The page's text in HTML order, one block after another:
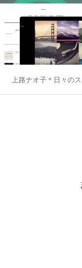
上路ナオ子＊日々の